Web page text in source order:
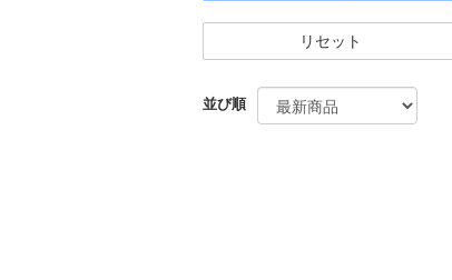
リセット
並び順